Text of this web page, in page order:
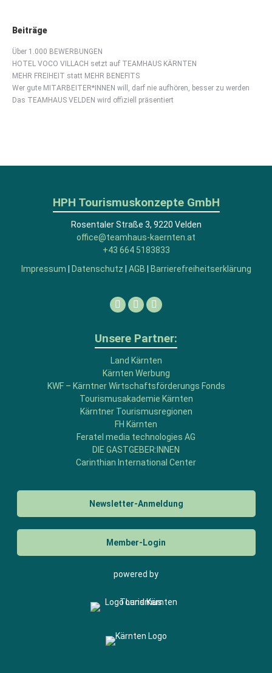
Beiträge
Über 1.000 BEWERBUNGEN
HOTEL VOCO VILLACH setzt auf TEAMHAUS KÄRNTEN
MEHR FREIHEIT statt MEHR BENEFITS
Wer gute MITARBEITER*INNEN will, darf nie aufhören, besser zu werden
Das TEAMHAUS VELDEN wird offiziell präsentiert
HPH Tourismuskonzepte GmbH
Rosentaler Straße 3, 9220 Velden
office@teamhaus-kaernten.at
+43 664 5183833
Impressum
Datenschutz AGB Barrierefreiheitserklärung
Facebook
LinkedinInstagram
Unsere Partner:
Land Kärnten
Kärnten Werbung
KWF – Kärntner Wirtschaftsförderungs Fonds
Tourismusakademie Kärnten
Kärntner Tourismusregionen
FH Kärnten
Feratel media technologies AG
DIE GASTGEBER:INNEN
Carinthian International Center
Newsletter-Anmeldung
Member-Login
powered by